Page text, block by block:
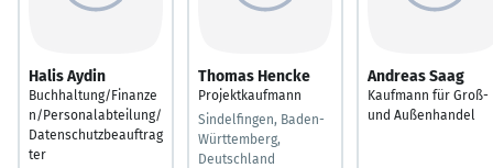
Halis Aydin
Buchhaltung/Finanze
n/Personalabteilung/
Datenschutzbeauftrag
ter
Thomas Hencke
Projektkaufmann
Sindelfingen, Baden-
Württemberg,
Deutschland
Andreas Saag
Kaufmann für Groß-
und Außenhandel